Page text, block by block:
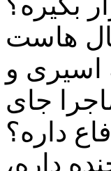
هاست
اسیری و
جای
داره؟
داره،